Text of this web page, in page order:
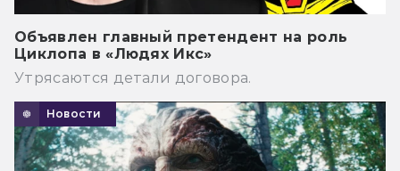
Объявлен главный претендент на роль
Циклопа в «Людях Икс»
Утрясаются детали договора.
Новости